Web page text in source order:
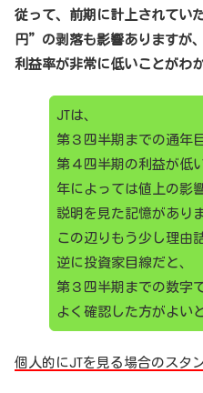
従って、前期に計上されてい
円”の剥落も影響ありますが
利益率が非常に低いことがわ
JTは、
第３四半期までの通年
第４四半期の利益が低
年によっては値上の影
説明を見た記憶があり
この辺りもう少し理由
逆に投資家目線だと、
第３四半期までの数字
よく確認した方がよい
個人的にJTを見る場合のスタ